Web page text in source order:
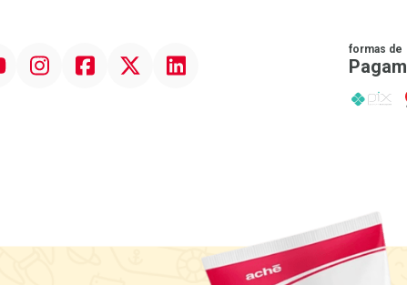
InstagramFacebookTwitter Linkedin formas de
PIX